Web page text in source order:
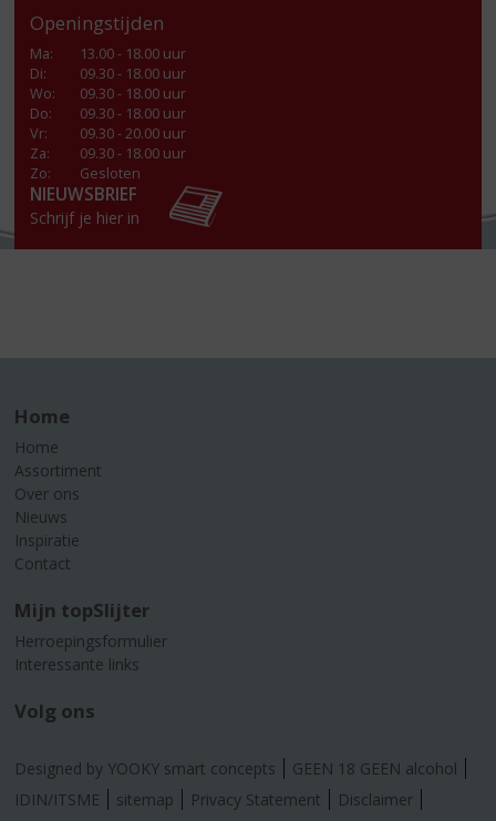
Openingstijden
Ma:
13.00 - 18.00 uur
Di:
09.30 - 18.00 uur
Wo:
09.30 - 18.00 uur
Do:
09.30 - 18.00 uur
Vr:
09.30 - 20.00 uur
Za:
09.30 - 18.00 uur
Zo:
Gesloten
NIEUWSBRIEF
Schrijf je hier in
Home
Home
Assortiment
Over ons
Nieuws
Inspiratie
Contact
Mijn topSlijter
Herroepingsformulier
Interessante links
Volg ons
Designed by YOOKY smart concepts
GEEN 18 GEEN alcohol
IDIN/ITSME
sitemap Privacy Statement
Disclaimer